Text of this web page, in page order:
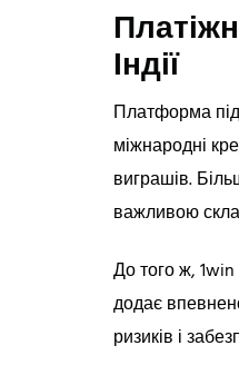
Індії
Платформа
міжнародні
виграшів.
важливою
До того ж,
додає
ризиків і